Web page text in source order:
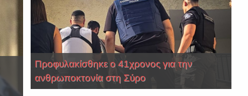
Προφυλακίσθηκε ο 41χρονος για την
ανθρωποκτονία στη Σύρο